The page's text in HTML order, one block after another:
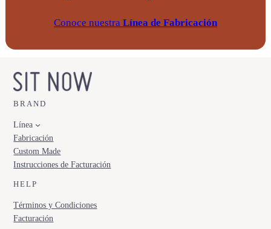
Conoce nuestra Línea de Fabricación
BRAND
Línea
Fabricación
Custom Made
Instrucciones de Facturación
HELP
Términos y Condiciones
Facturación